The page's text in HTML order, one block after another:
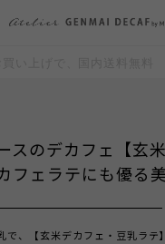
スのデカフェ【玄
フェラテにも優る
で、【玄米デカフェ・豆乳ラテ